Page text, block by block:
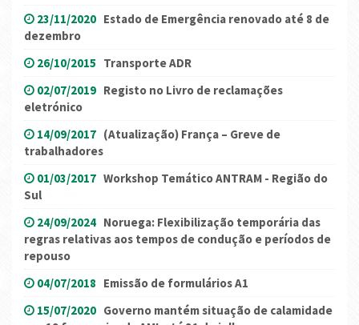
23/11/2020 Estado de Emergência renovado até 8 de
dezembro
26/10/2015 Transporte ADR
02/07/2019 Registo no Livro de reclamações
eletrónico
14/09/2017 (Atualização) França – Greve de
trabalhadores
01/03/2017 Workshop Temático ANTRAM - Região do
Sul
24/09/2024 Noruega: Flexibilização temporária das
regras relativas aos tempos de condução e períodos de
repouso
04/07/2018 Emissão de formulários A1
15/07/2020 Governo mantém situação de calamidade